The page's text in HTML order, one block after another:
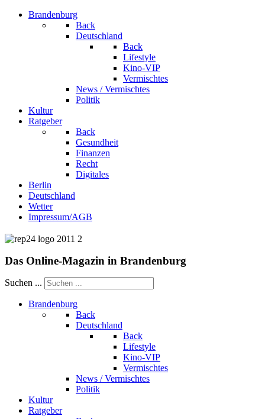
Brandenburg
Back
Deutschland
Back
Lifestyle
Kino-VIP
Vermischtes
News / Vermischtes
Politik
Kultur
Ratgeber
Back
Gesundheit
Finanzen
Recht
Digitales
Berlin
Deutschland
Wetter
Impressum/AGB
Das Online-Magazin in Brandenburg
Suchen ...
Brandenburg
Back
Deutschland
Back
Lifestyle
Kino-VIP
Vermischtes
News / Vermischtes
Politik
Kultur
Ratgeber